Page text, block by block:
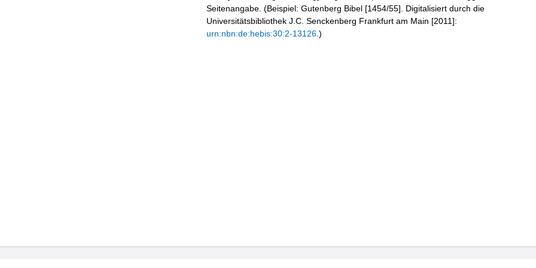
Seitenangabe. (Beispiel: Gutenberg Bibel [1454/55]. Digitalisiert durch die
Universitätsbibliothek J.C. Senckenberg Frankfurt am Main [2011]:
urn:nbn:de:hebis:30:2-13126 .)